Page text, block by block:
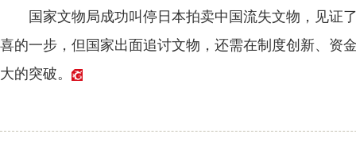
国家文物局成功叫停日本拍卖中国流失文物，见证
喜的一步，但国家出面追讨文物，还需在制度创新、资
大的突破。